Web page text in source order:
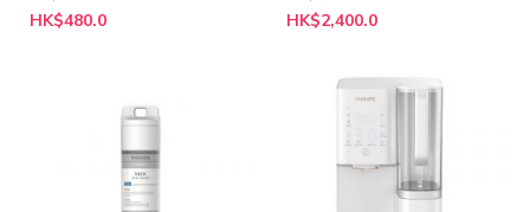
特
殊
HK$480.0
特
殊
HK$2,400.0